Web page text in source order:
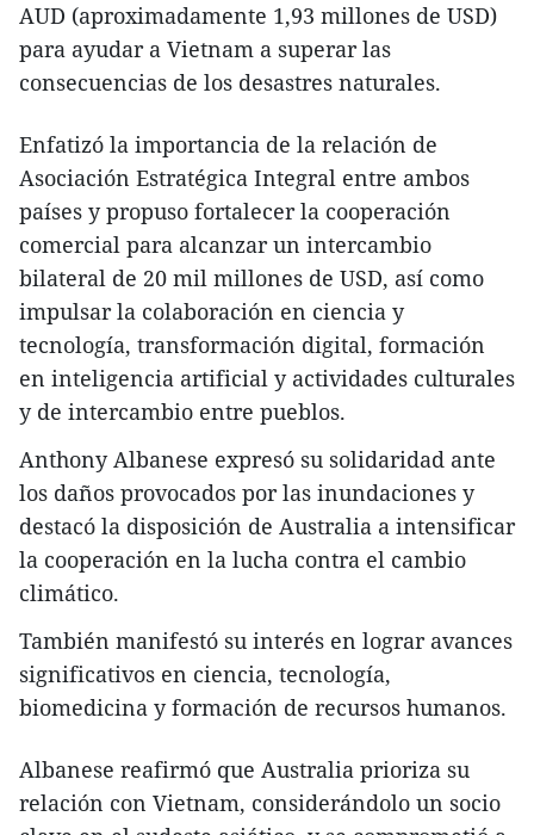
AUD (aproximadamente 1,93 millones de USD)
para ayudar a Vietnam a superar las
consecuencias de los desastres naturales.
Enfatizó la importancia de la relación de
Asociación Estratégica Integral entre ambos
países y propuso fortalecer la cooperación
comercial para alcanzar un intercambio
bilateral de 20 mil millones de USD, así como
impulsar la colaboración en ciencia y
tecnología, transformación digital, formación
en inteligencia artificial y actividades culturales
y de intercambio entre pueblos.
Anthony Albanese expresó su solidaridad ante
los daños provocados por las inundaciones y
destacó la disposición de Australia a intensificar
la cooperación en la lucha contra el cambio
climático.
También manifestó su interés en lograr avances
significativos en ciencia, tecnología,
biomedicina y formación de recursos humanos.
Albanese reafirmó que Australia prioriza su
relación con Vietnam, considerándolo un socio